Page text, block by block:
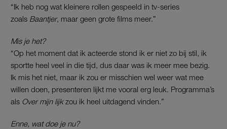
“Ik heb nog wat kleinere rollen gespeeld in tv-series
zoals Baantjer, maar geen grote films meer.”
Mis je het?
“Op het moment dat ik acteerde stond ik er niet zo bij stil, ik
sportte heel veel in die tijd, dus daar was ik meer mee bezig.
Ik mis het niet, maar ik zou er misschien wel weer wat mee
willen doen, presenteren lijkt me vooral erg leuk. Programma’s
als Over mijn lijkzou ik heel uitdagend vinden.”
Enne, wat doe je nu?